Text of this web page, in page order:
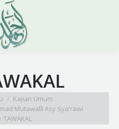
Kajian Umum
Mutawalli Asy Sya'rawi
TAWAKAL